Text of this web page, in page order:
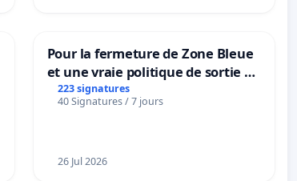
Pour la fermeture de Zone Bleue
et une vraie politique de sortie de
la dépendance
223 signatures
40 Signatures / 7 jours
26 Jul 2026